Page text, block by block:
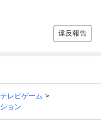
違反報告
テレビゲーム
ョン